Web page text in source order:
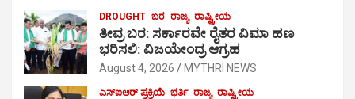
DROUGHT ಬರ ರಾಜ್ಯ ರಾಷ್ಟ್ರೀಯ
ತೀವ್ರ ಬರ: ಸರ್ಕಾರವೇ ರೈತರ ವಿಮಾ ಹಣ
ಭರಿಸಲಿ: ವಿಜಯೇಂದ್ರ ಆಗ್ರಹ
August 4, 2026 MYTHRI NEWS
ಎಸ್‍ಐಆರ್ ಪ್ರಕ್ರಿಯೆ ಭರ್ತಿ ರಾಜ್ಯ ರಾಷ್ಟ್ರೀಯ